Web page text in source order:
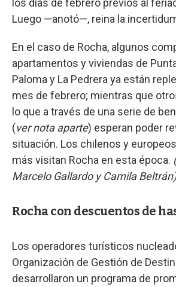
Luego —anotó—, reina la
En el caso de Rocha, algunos
apartamentos y viviendas de
Paloma y La Pedrera ya están
mes de febrero; mientras que
lo que a través de una serie de
(ver nota aparte) esperan poder
situación. Los chilenos y
más visitan Rocha en esta época.
Marcelo Gallardo y Camila Beltrán)
Rocha con descuentos de
Los operadores turísticos
Organización de Gestión de
desarrollaron un programa de